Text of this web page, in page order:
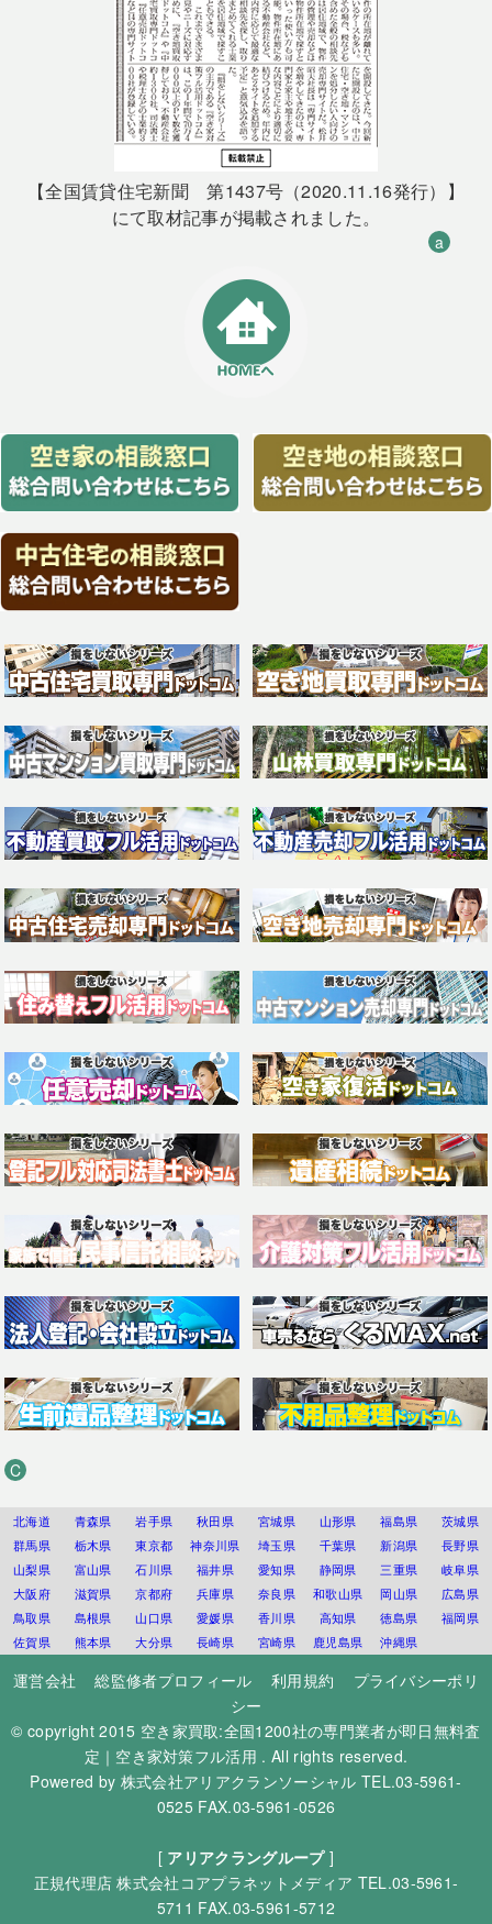
【全国賃貸住宅新聞 第1437号（2020.11.16発行）】
にて取材記事が掲載されました。
a
C
北海道 青森県 岩手県 秋田県 宮城県 山形県 福島県
茨城県
群馬県
栃木県 東京都 神奈川県 埼玉県 千葉県 新潟県
長野県
山梨県
富山県 石川県 福井県 愛知県 静岡県 三重県
岐阜県
大阪府
滋賀県 京都府 兵庫県 奈良県 和歌山県 岡山県
広島県
鳥取県
島根県 山口県 愛媛県 香川県 高知県 徳島県
福岡県
佐賀県
熊本県 大分県 長崎県 宮崎県 鹿児島県 沖縄県
運営会社 総監修者プロフィール 利用規約
プライバシーポリ
シー
© copyright 2015 空き家買取:全国1200社の専門業者が即日無料査
定｜空き家対策フル活用 . All rights reserved.
Powered by 株式会社アリアクランソーシャル TEL.03-5961-
0525 FAX.03-5961-0526
[ アリアクラングループ]
正規代理店株式会社コアプラネットメディア TEL.03-5961-
5711 FAX.03-5961-5712